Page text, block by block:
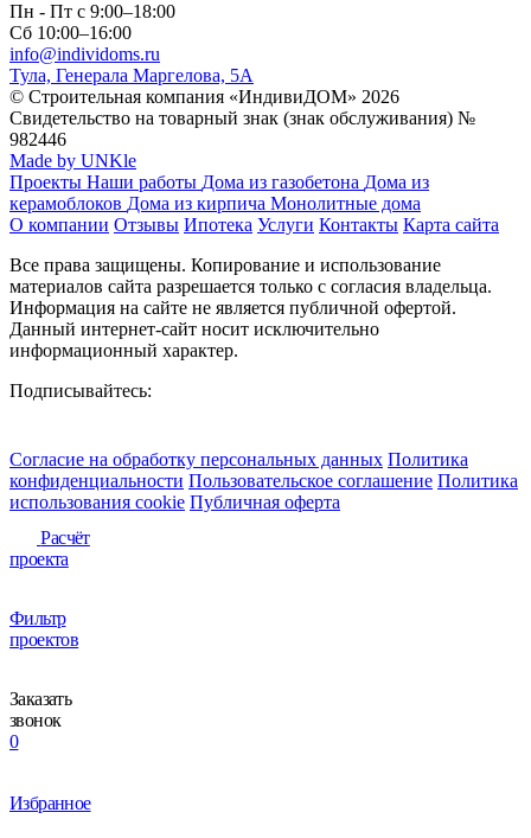
Пн - Пт с 9:00–18:00
Сб 10:00–16:00
info@individoms.ru
Тула, Генерала Маргелова, 5А
© Строительная компания «ИндивиДОМ» 2026
Свидетельство на товарный знак (знак обслуживания) №
982446
Made by UNKle
Проекты Наши работы Дома из газобетона Дома из
керамоблоков Дома из кирпича Монолитные дома
О компании Отзывы Ипотека Услуги Контакты Карта сайта
Все права защищены. Копирование и использование
материалов сайта разрешается только с согласия владельца.
Информация на сайте не является публичной офертой.
Данный интернет-сайт носит исключительно
информационный характер.
Подписывайтесь:
Согласие на обработку персональных данных Политика
конфиденциальности Пользовательское соглашение Политика
использования сookie Публичная оферта
Расчёт
проекта
Фильтр
проектов
Заказать
звонок
0
Избранное